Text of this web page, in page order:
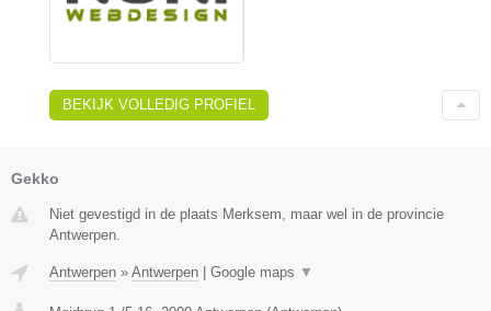
BEKIJK VOLLEDIG PROFIEL
Gekko
Niet gevestigd in de plaats Merksem, maar wel in de provincie
Antwerpen.
Antwerpen » Antwerpen Google maps ▼